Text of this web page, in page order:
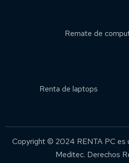
Remate de
Renta de laptops
Copyright © 2024 RENTA PC es
Meditec. Derechos